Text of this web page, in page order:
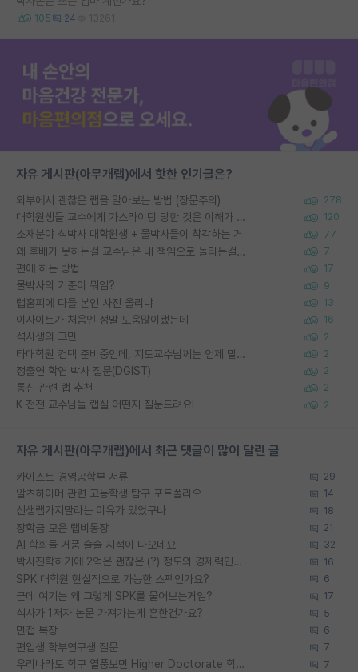
105 24 13261
자유 게시판(아무개랩)에서 핫한 인기글은?
외부에서 괜찮은 랩을 알아보는 방법 (장문주의) 278
대학원생들 교수에게 가스라이팅 당한 것은 이해가 갑니다. 안타깝네요. 120
소재분야 석박사 대학원생 + 물박사들이 착각하는 거 77
왜 후배가 못하는걸 교수님은 내 책임으로 돌리는걸까요? 7
편애 하는 방법 17
물박사의 기준이 뭐임? 9
랩홈피에 다들 본인 사진 올리냐 13
이사이트가 처음엔 정말 도움많이됐는데 16
석사생의 고민 2
타대학원 컨텍 준비중인데, 지도교수님께는 언제 말씀드려야 할까요? 2
정출연 학연 박사 질문(DGIST) 2
통신 관련 랩 추천 2
K 전전 교수님들 랩실 어떤지 질문드려요! 2
자유 게시판(아무개랩)에서 최근 댓글이 많이 달린 글
카이스트 경영공학부 서류 29
알츠하이머 관련 고등학생 탐구 포트폴리오 14
신생랩가지말라는 이유가 있었구나 18
장학금 모은 랩비통장 21
AI 학회들 거품 슬슬 지적이 나오네요 32
박사진학하기에 2억은 괜찮은 (?) 정도의 경제력인가요 16
SPK 대학원 현실적으로 가능한 스펙인가요? 6
근데 여기는 왜 그렇게 SPK를 물어보는거임? 17
석사가 1저자 논문 가져가는게 흔한건가요? 5
면접 복장 6
편입생 학부연구생 질문 7
우리나라도 학구 열풍보면 Higher Doctorate 학위가 필요하다고 봅니다. 7